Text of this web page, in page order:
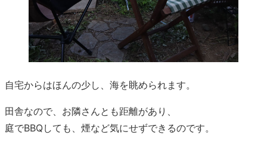
自宅からはほんの少し、海を眺められます。
田舎なので、お隣さんとも距離があり、
庭でBBQしても、煙など気にせずできるのです。